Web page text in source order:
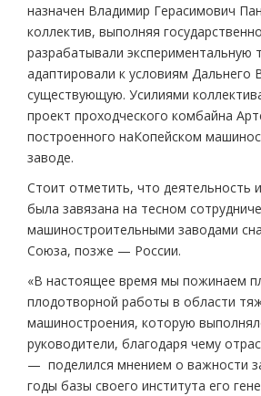
назначен Владимир Герасимович
коллектив, выполняя
разрабатывали экспериментальную
адаптировали к условиям Дальнего
существующую. Усилиями
проект проходческого комбайна
построенного наКопейском
заводе.
Стоит отметить, что деятельность
была завязана на тесном
машиностроительными заводами
Союза, позже — России.
«В настоящее время мы пожинаем
плодотворной работы в области
машиностроения, которую
руководители, благодаря чему
— поделился мнением о важности
годы базы своего института его